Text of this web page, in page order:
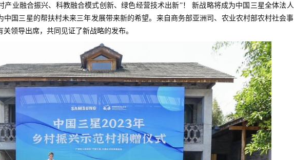
产业融合振兴、科教融合模式创新、绿色经营技术出新”！ 新战略将成为中国三星全体法人
中国三星的帮扶村未来三年发展带来新的希望。来自商务部亚洲司、农业农村部农村社会事
领导出席，共同见证了新战略的发布。